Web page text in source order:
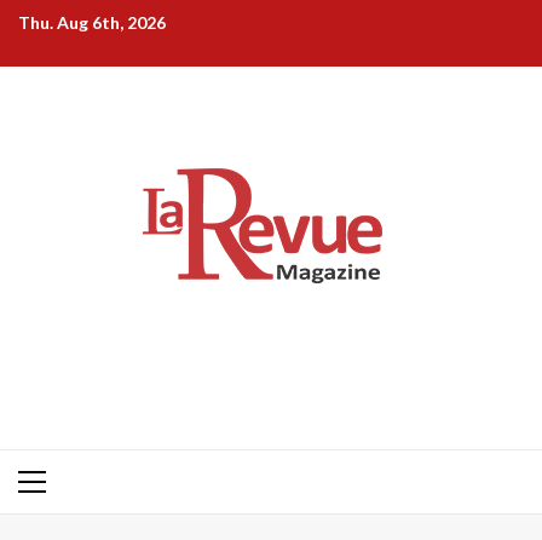
Skip
content
Thu. Aug 6th, 2026
Primary